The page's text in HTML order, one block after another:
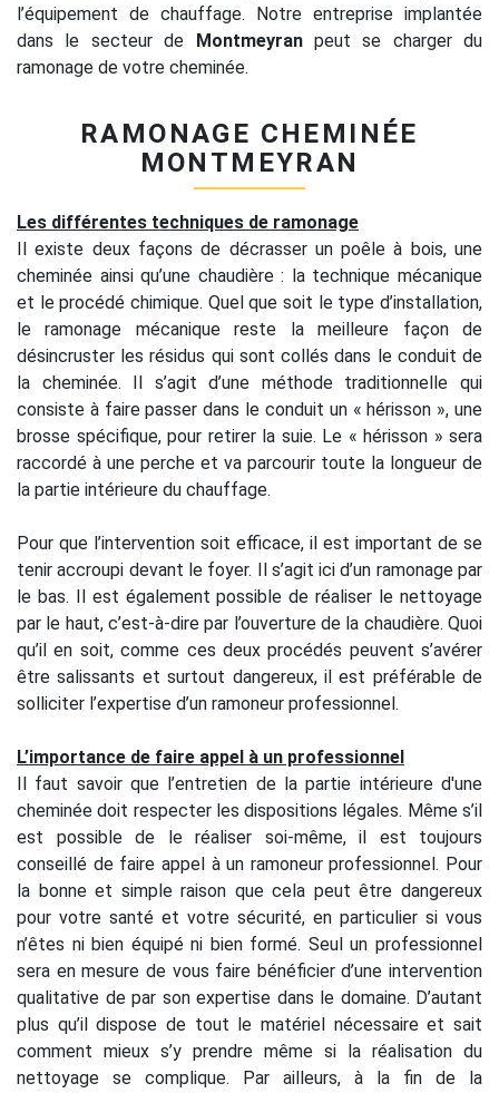
l’équipement de chauffage. Notre entreprise implantée
dans le secteur de
Montmeyranpeut se charger du
ramonage de votre cheminée.
RAMONAGE CHEMINÉE
MONTMEYRAN
Les différentes techniques de ramonage
Il existe deux façons de décrasser un poêle à bois, une
cheminée ainsi qu’une chaudière : la technique mécanique
et le procédé chimique. Quel que soit le type d’installation,
le ramonage mécanique reste la meilleure façon de
désincruster les résidus qui sont collés dans le conduit de
la cheminée. Il s’agit d’une méthode traditionnelle qui
consiste à faire passer dans le conduit un « hérisson », une
brosse spécifique, pour retirer la suie. Le « hérisson » sera
raccordé à une perche et va parcourir toute la longueur de
la partie intérieure du chauffage.
Pour que l’intervention soit efficace, il est important de se
tenir accroupi devant le foyer. Il s’agit ici d’un ramonage par
le bas. Il est également possible de réaliser le nettoyage
par le haut, c’est-à-dire par l’ouverture de la chaudière. Quoi
qu’il en soit, comme ces deux procédés peuvent s’avérer
être salissants et surtout dangereux, il est préférable de
solliciter l’expertise d’un ramoneur professionnel.
L’importance de faire appel à un professionnel
Il faut savoir que l’entretien de la partie intérieure d'une
cheminée doit respecter les dispositions légales. Même s’il
est possible de le réaliser soi-même, il est toujours
conseillé de faire appel à un ramoneur professionnel. Pour
la bonne et simple raison que cela peut être dangereux
pour votre santé et votre sécurité, en particulier si vous
n’êtes ni bien équipé ni bien formé. Seul un professionnel
sera en mesure de vous faire bénéficier d’une intervention
qualitative de par son expertise dans le domaine. D’autant
plus qu’il dispose de tout le matériel nécessaire et sait
comment mieux s’y prendre même si la réalisation du
nettoyage se complique. Par ailleurs, à la fin de la